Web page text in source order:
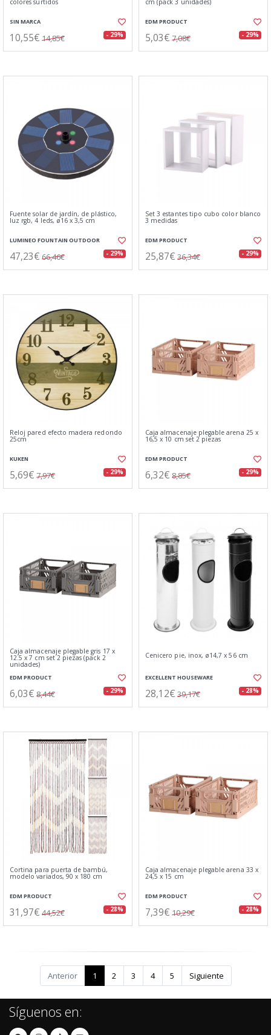
colores surtidos
SIN MARCA
10,55€ 14,85€ - 29%
cm (pack 3 unidades)
EDM PRODUCT
5,03€ 7,08€ - 29%
Fuente solar de jardín, de plástico,
luz rgb, 4 leds, ø16 x 3,5 cm
LUMINEO FOUNTAIN OUTDOOR
47,23€ 66,46€ - 29%
Set 3 estantes tipo cubo color blanco
3 medidas
EDM PRODUCT
25,87€ 36,34€ - 29%
Reloj pared efecto madera redondo
25cm
KUKEN
5,69€ 7,97€ - 29%
Caja almacenaje plegable arena 25 x
16,5 x 10 cm set 2 piezas
EDM PRODUCT
6,32€ 8,85€ - 29%
Caja almacenaje plegable gris 17 x
12.5 x 7 cm set 2 piezas (pack 2
unidades)
EDM PRODUCT
6,03€ 8,44€ - 29%
Cenicero pie, inox, ø14,7 x 56 cm
EXCELLENT HOUSEWARE
28,12€ 39,17€ - 28%
Cortina para puerta de bambú,
modelo variados, 90 x 180 cm
EDM PRODUCT
31,97€ 44,52€ - 28%
Caja almacenaje plegable arena 33 x
24,5 x 15 cm
EDM PRODUCT
7,39€ 10,29€ - 28%
Anterior 1 2 3 4 5 Siguiente
Síguenos en: